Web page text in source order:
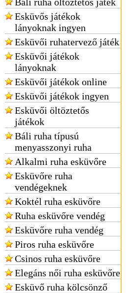
Esküvős játékok
lányoknak ingyen
Esküvői ruhatervező játék
Esküvői játékok
lányoknak
Esküvői játékok online
Esküvői játékok ingyen
Esküvői öltöztetős
játékok
Báli ruha típusú
menyasszonyi ruha
Alkalmi ruha esküvőre
Esküvőre ruha
vendégeknek
Koktél ruha esküvőre
Ruha esküvőre vendég
Esküvőre ruha vendég
Piros ruha esküvőre
Csinos ruha esküvőre
Elegáns női ruha esküvőre
Esküvő ruha kölcsönző